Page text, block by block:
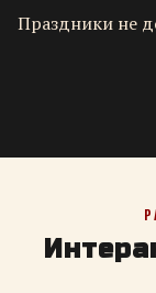
Праздники не